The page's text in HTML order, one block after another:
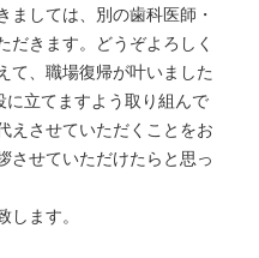
ましては、別の歯科医師・
だきます。どうぞよろしく
て、職場復帰が叶いました
に立てますよう取り組んで
えさせていただくことをお
させていただけたらと思っ
します。